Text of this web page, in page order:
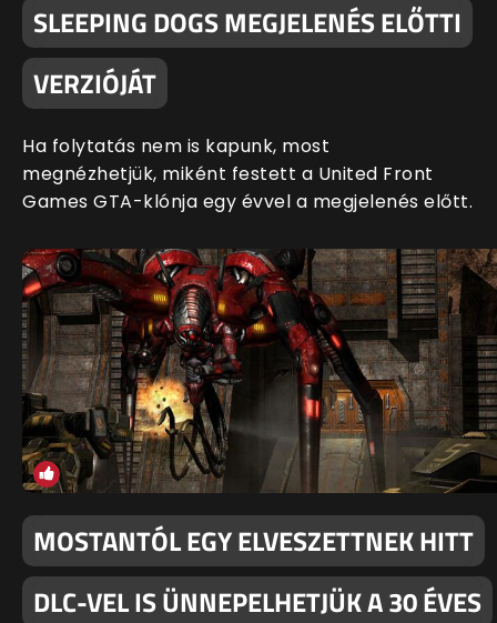
SLEEPING DOGS MEGJELENÉS ELŐTTI
VERZIÓJÁT
Ha folytatás nem is kapunk, most
megnézhetjük, miként festett a United Front
Games GTA-klónja egy évvel a megjelenés előtt.
MOSTANTÓL EGY ELVESZETTNEK HITT
DLC-VEL IS ÜNNEPELHETJÜK A 30 ÉVES